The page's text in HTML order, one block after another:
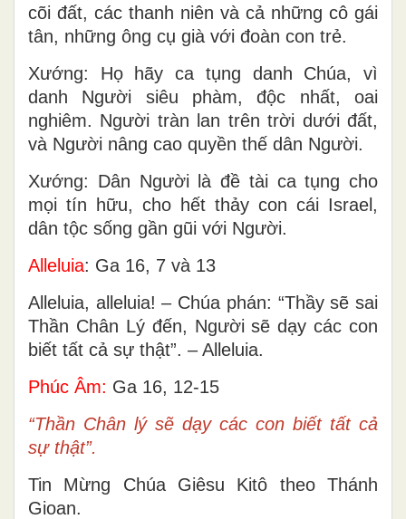
cõi đất, các thanh niên và cả những cô gái
tân, những ông cụ già với đoàn con trẻ.
Xướng: Họ hãy ca tụng danh Chúa, vì
danh Người siêu phàm, độc nhất, oai
nghiêm. Người tràn lan trên trời dưới đất,
và Người nâng cao quyền thế dân Người.
Xướng: Dân Người là đề tài ca tụng cho
mọi tín hữu, cho hết thảy con cái Israel,
dân tộc sống gần gũi với Người.
Alleluia: Ga 16, 7 và 13
Alleluia, alleluia! – Chúa phán: “Thầy sẽ sai
Thần Chân Lý đến, Người sẽ dạy các con
biết tất cả sự thật”. – Alleluia.
Phúc Âm: Ga 16, 12-15
“Thần Chân lý sẽ dạy các con biết tất cả
sự thật”.
Tin Mừng Chúa Giêsu Kitô theo Thánh
Gioan.